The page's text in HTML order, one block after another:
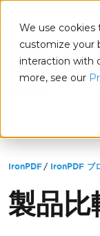
We use cookies
customize your
interaction with
more, see our
.NET
フッターコンテン
IronPDF IronPDF ブ
製品比